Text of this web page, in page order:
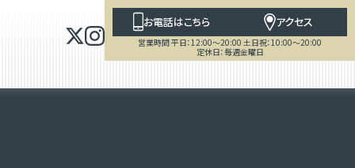
お電話はこちら アクセス
営業時間 平日：12:00～20:00 土日祝：10:00～20:00
定休日：毎週金曜日